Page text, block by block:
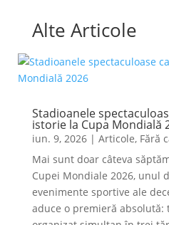
Alte Articole
Stadioanele
istorie la Cupa Mondială
iun. 9, 2026| Articole, Fără
Mai sunt doar câteva
Cupei Mondiale 2026, unul
evenimente sportive ale
aduce o premieră absolută: